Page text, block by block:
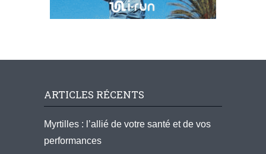
ARTICLES RÉCENTS
Myrtilles : l’allié de votre santé et de vos
performances